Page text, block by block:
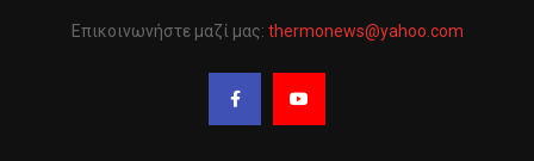
Επικοινωνήστε μαζί μας: thermonews@yahoo.com